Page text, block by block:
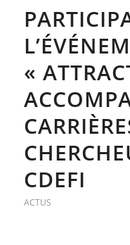
«
CDEFI
ACTUS